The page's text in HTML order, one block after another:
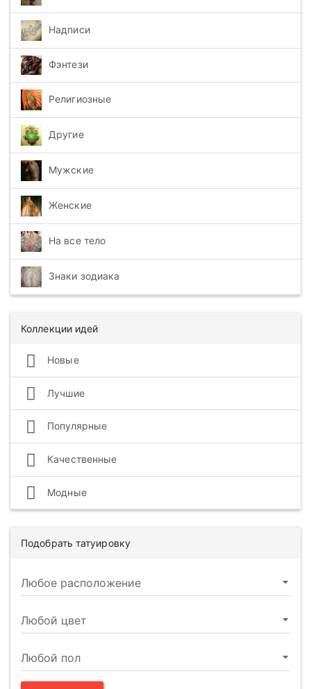
Надписи
Фэнтези
Религиозные
Другие
Мужские
Женские
На все тело
Знаки зодиака
Коллекции идей
Новые
Лучшие
Популярные
Качественные
Модные
Подобрать татуировку